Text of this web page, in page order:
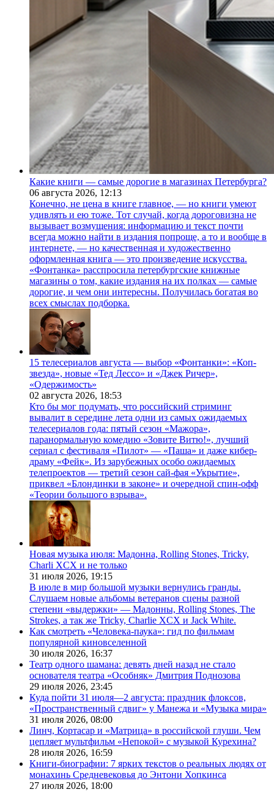
Какие книги — самые дорогие в магазинах Петербурга?
06 августа 2026, 12:13
Конечно, не цена в книге главное, — но книги умеют
удивлять и ею тоже. Тот случай, когда дороговизна не
вызывает возмущения: информацию и текст почти
всегда можно найти в издания попроще, а то и вообще в
интернете, — но качественная и художественно
оформленная книга — это произведение искусства.
«Фонтанка» расспросила петербургские книжные
магазины о том, какие издания на их полках — самые
дорогие, и чем они интересны. Получилась богатая во
всех смыслах подборка.
15 телесериалов августа — выбор «Фонтанки»: «Коп-
звезда», новые «Тед Лессо» и «Джек Ричер»,
«Одержимость»
02 августа 2026, 18:53
Кто бы мог подумать, что российский стриминг
вывалит в середине лета одни из самых ожидаемых
телесериалов года: пятый сезон «Мажора»,
паранормальную комедию «Зовите Витю!», лучший
сериал с фестиваля «Пилот» — «Паша» и даже кибер-
драму «Фейк». Из зарубежных особо ожидаемых
телепроектов — третий сезон сай-фая «Укрытие»,
приквел «Блондинки в законе» и очередной спин-офф
«Теории большого взрыва».
Новая музыка июля: Мадонна, Rolling Stones, Tricky,
Charli XCX и не только
31 июля 2026, 19:15
В июле в мир большой музыки вернулись гранды.
Слушаем новые альбомы ветеранов сцены разной
степени «выдержки» — Мадонны, Rolling Stones, The
Strokes, а так же Tricky, Charlie XCX и Jack White.
Как смотреть «Человека-паука»: гид по фильмам
популярной киновселенной
30 июля 2026, 16:37
Театр одного шамана: девять дней назад не стало
основателя театра «Особняк» Дмитрия Поднозова
29 июля 2026, 23:45
Куда пойти 31 июля—2 августа: праздник флоксов,
«Пространственный сдвиг» у Манежа и «Музыка мира»
31 июля 2026, 08:00
Линч, Кортасар и «Матрица» в российской глуши. Чем
цепляет мультфильм «Непокой» с музыкой Курехина?
28 июля 2026, 16:59
Книги-биографии: 7 ярких текстов о реальных людях от
монахинь Средневековья до Энтони Хопкинса
27 июля 2026, 18:00